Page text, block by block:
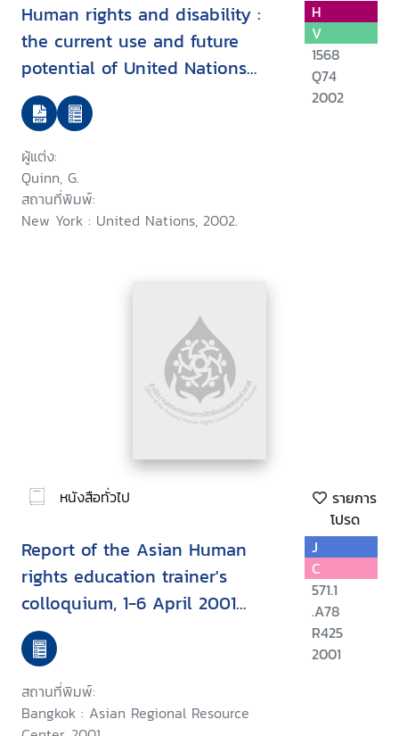
Human rights and disability :
the current use and future
potential of United Nations
human rights instruments inthe
context of disability
ผู้แต่ง:
Quinn, G.
สถานที่พิมพ์:
New York : United Nations, 2002.
H
V
1568
Q74
2002
หนังสือทั่วไป
รายการ
โปรด
Report of the Asian Human
rights education trainer's
colloquium, 1-6 April 2001
Chiang Mai, Thailand
สถานที่พิมพ์:
Bangkok : Asian Regional Resource
J
C
571.1
.A78
R425
2001